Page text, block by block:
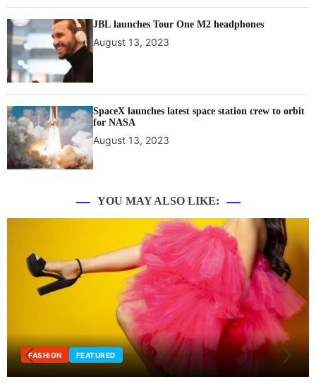
JBL launches Tour One M2 headphones
August 13, 2023
SpaceX launches latest space station crew to orbit
for NASA
August 13, 2023
YOU MAY ALSO LIKE:
EDITORIAL